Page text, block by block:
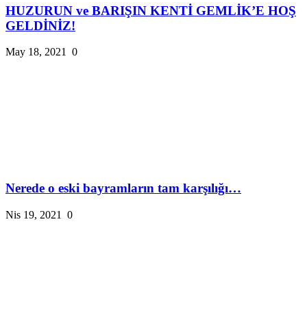
HUZURUN ve BARIŞIN KENTİ GEMLİK’E HOŞ
GELDİNİZ!
May 18, 2021 0
Nerede o eski bayramların tam karşılığı…
Nis 19, 2021 0